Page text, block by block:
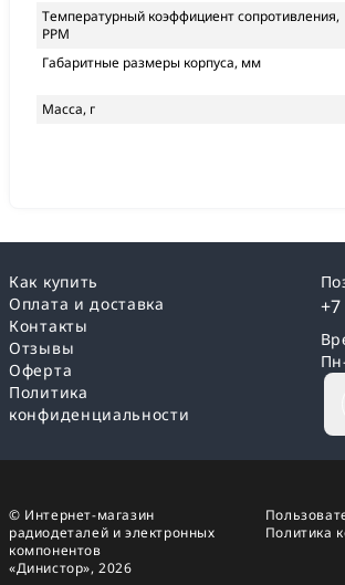
Температурный коэффициент сопротивления,
PPM
Габаритные размеры корпуса, мм
Масса, г
Как купить
Оплата и доставка
Контакты
Отзывы
Оферта
Политика
конфиденциальности
© Интернет-магазин
радиодеталей и электронных
компонентов
«Динистор»,2026
Политика